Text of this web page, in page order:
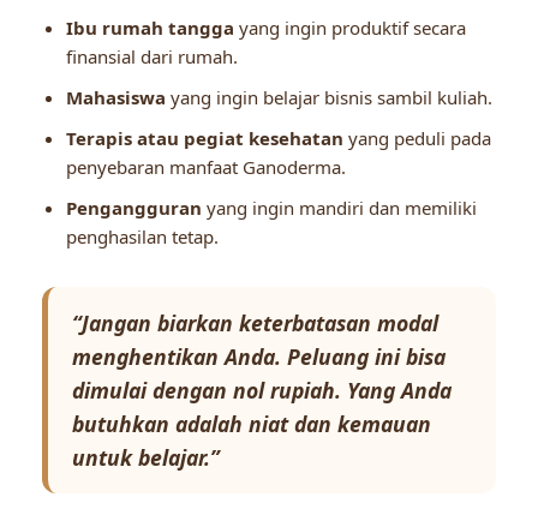
Ibu rumah tangga yang ingin produktif secara
finansial dari rumah.
Mahasiswa yang ingin belajar bisnis sambil kuliah.
Terapis atau pegiat kesehatan yang peduli pada
penyebaran manfaat Ganoderma.
Pengangguran yang ingin mandiri dan memiliki
penghasilan tetap.
“Jangan biarkan keterbatasan modal
menghentikan Anda. Peluang ini bisa
dimulai dengan nol rupiah. Yang Anda
butuhkan adalah niat dan kemauan
untuk belajar.”